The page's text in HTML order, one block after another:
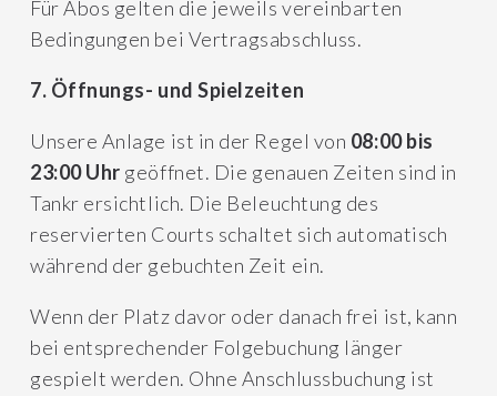
Für Abos gelten die jeweils vereinbarten
Bedingungen bei Vertragsabschluss.
7. Öffnungs- und Spielzeiten
Unsere Anlage ist in der Regel von 08:00 bis
23:00 Uhr geöffnet. Die genauen Zeiten sind in
Tankr ersichtlich. Die Beleuchtung des
reservierten Courts schaltet sich automatisch
während der gebuchten Zeit ein.
Wenn der Platz davor oder danach frei ist, kann
bei entsprechender Folgebuchung länger
gespielt werden. Ohne Anschlussbuchung ist